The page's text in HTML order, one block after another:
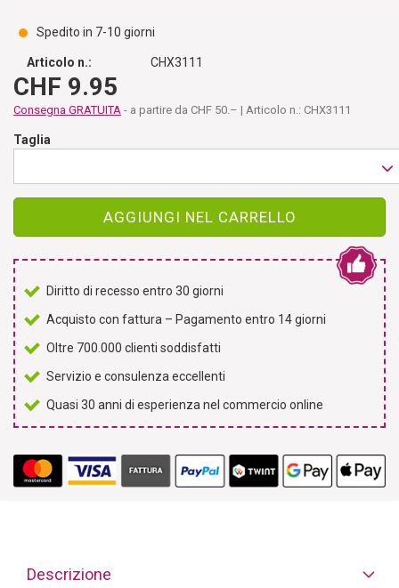
Spedito in 7-10 giorni
Articolo n.: CHX3111
CHF 9.95
Consegna GRATUITA - a partire da CHF 50.– | Articolo n.: CHX3111
Taglia
AGGIUNGI NEL CARRELLO
Diritto di recesso entro 30 giorni
Acquisto con fattura – Pagamento entro 14 giorni
Oltre 700.000 clienti soddisfatti
Servizio e consulenza eccellenti
Quasi 30 anni di esperienza nel commercio online
Descrizione